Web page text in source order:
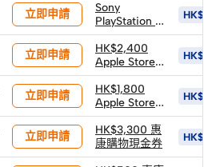
立即申請
Sony
PlayStation 5
PS5 Pro 遊戲
主機 (價值
HK$6,502)
(以換購價
HK$4,400換
領)
立即申請
HK$2,400
Apple Store
禮品卡
立即申請
HK$1,800
Apple Store
禮品卡 +
HK$600 股票
返現券 +
HK$900 股票
立即申請
HK$3,300 惠
康購物現金券